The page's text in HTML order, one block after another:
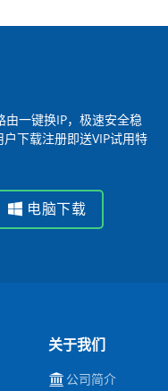
由一键换IP，极速安全稳
下载注册即送VIP试用特
电脑下载
关于我们
公司简介